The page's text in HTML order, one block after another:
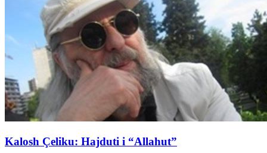
Kalosh Çeliku: Hajduti i “Allahut”